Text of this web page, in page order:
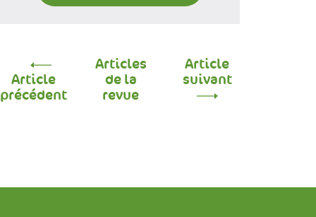
Article
précédent
Articles
de la
revue
Article
suivant